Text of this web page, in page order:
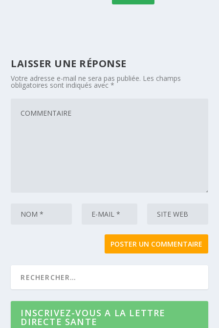
LAISSER UNE RÉPONSE
Votre adresse e-mail ne sera pas publiée. Les champs
obligatoires sont indiqués avec*
INSCRIVEZ-VOUS A LA LETTRE
DIRECTE SANTE